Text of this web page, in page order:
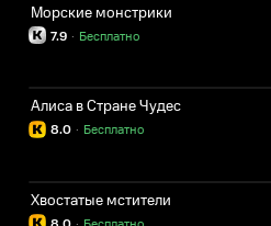
Морские монстрики
7.9 Бесплатно
·
Алиса в Стране Чудес
8.0 Бесплатно
·
Хвостатые мстители